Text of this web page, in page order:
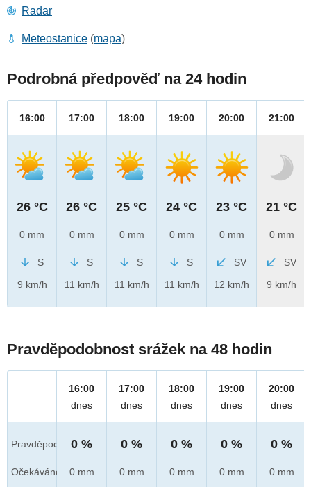
Radar
Meteostanice (mapa)
Podrobná předpověď na 24 hodin
16:00
26 °C
0 mm
S
9 km/h
17:00
26 °C
0 mm
S
11 km/h
18:00
25 °C
0 mm
S
11 km/h
19:00
24 °C
0 mm
S
11 km/h
20:00
23 °C
0 mm
SV
12 km/h
21:00
21 °C
0 mm
SV
9 km/h
Pravděpodobnost srážek na 48 hodin
Pravděpod.
Očekáváno
16:00
dnes
0 %
0 mm
17:00
dnes
0 %
0 mm
18:00
dnes
0 %
0 mm
19:00
dnes
0 %
0 mm
20:00
dnes
0 %
0 mm